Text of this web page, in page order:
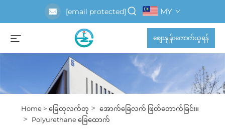
[email protected] MY
စျေးနှုန်းကောက်ယူရန်
Home > ခြေတုလက်တု > အောက်ခြေလက် ဖြတ်တောက်ခြင်း။
> Polyurethane ခြေထောက်